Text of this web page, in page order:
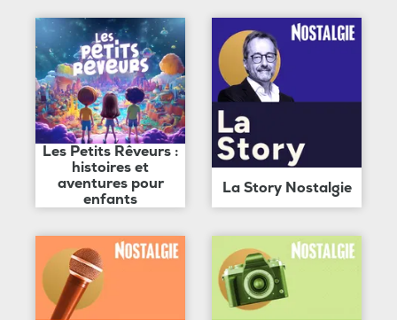
Les Petits Rêveurs :
histoires et
aventures pour
enfants
La Story Nostalgie